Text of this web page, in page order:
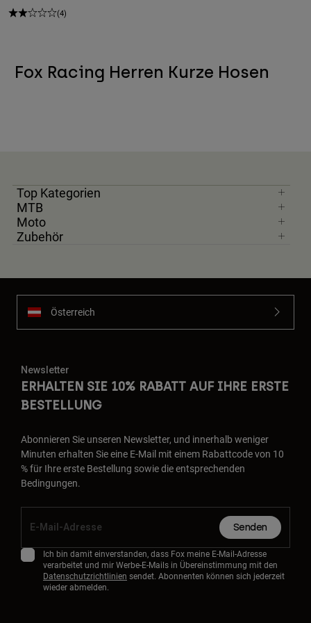
(4)
Fox Racing Herren Kurze Hosen
Top Kategorien
MTB
Moto
Zubehör
Österreich
Newsletter
ERHALTEN SIE 10% RABATT AUF IHRE ERSTE
BESTELLUNG
Abonnieren Sie unseren Newsletter, und innerhalb weniger
Minuten erhalten Sie eine E-Mail mit einem Rabattcode von 10
% für Ihre erste Bestellung sowie die entsprechenden
Bedingungen.
Senden
Ich bin damit einverstanden, dass Fox meine E-Mail-Adresse
verarbeitet und mir Werbe-E-Mails in Übereinstimmung mit den
Datenschutzrichtlinien sendet. Abonnenten können sich jederzeit
wieder abmelden.